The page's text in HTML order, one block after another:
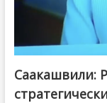
Саакашвили: